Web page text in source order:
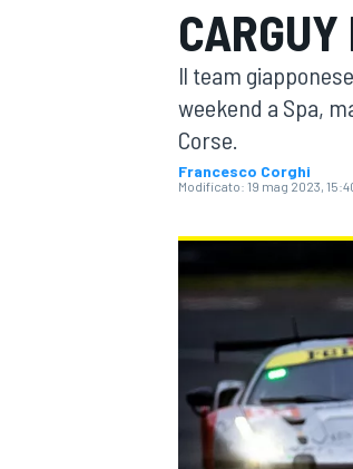
MOTOGP
WRC
Il team
weekend a Spa,
Corse.
Francesco Corghi
Modificato: 19 mag 2023,